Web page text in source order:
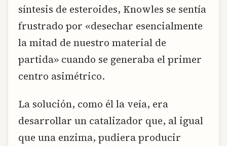
síntesis de esteroides, Knowles se sentía
frustrado por «desechar esencialmente
la mitad de nuestro material de
partida» cuando se generaba el primer
centro asimétrico.
La solución, como él la veía, era
desarrollar un catalizador que, al igual
que una enzima, pudiera producir